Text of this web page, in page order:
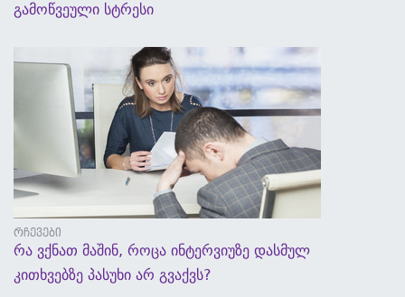
გამოწვეული სტრესი
რჩევები
რა ვქნათ მაშინ, როცა ინტერვიუზე დასმულ
კითხვებზე პასუხი არ გვაქვს?